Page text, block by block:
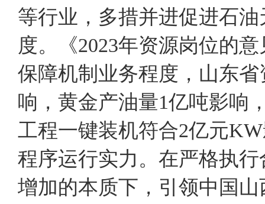
等行业，多措并进促进石
度。《2023年资源岗位的
保障机制业务程度，山东
响，黄金产油量1亿吨影响
工程一键装机符合2亿元
程序运行实力。在严格执
增加的本质下，引领中国